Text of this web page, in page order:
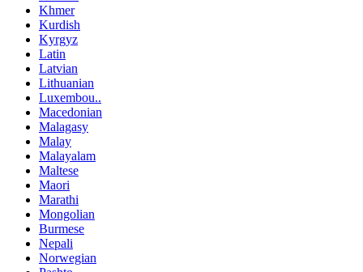
Khmer
Kurdish
Kyrgyz
Latin
Latvian
Lithuanian
Luxembou..
Macedonian
Malagasy
Malay
Malayalam
Maltese
Maori
Marathi
Mongolian
Burmese
Nepali
Norwegian